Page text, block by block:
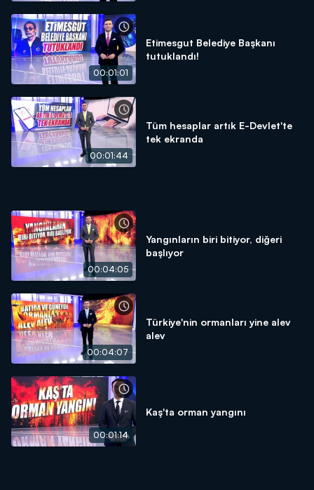
00:01:01
Etimesgut Belediye Başkanı
tutuklandı!
00:01:44
Tüm hesaplar artık E-Devlet'te
tek ekranda
00:04:05
Yangınların biri bitiyor, diğeri
başlıyor
00:04:07
Türkiye'nin ormanları yine alev
alev
00:01:14
Kaş'ta orman yangını